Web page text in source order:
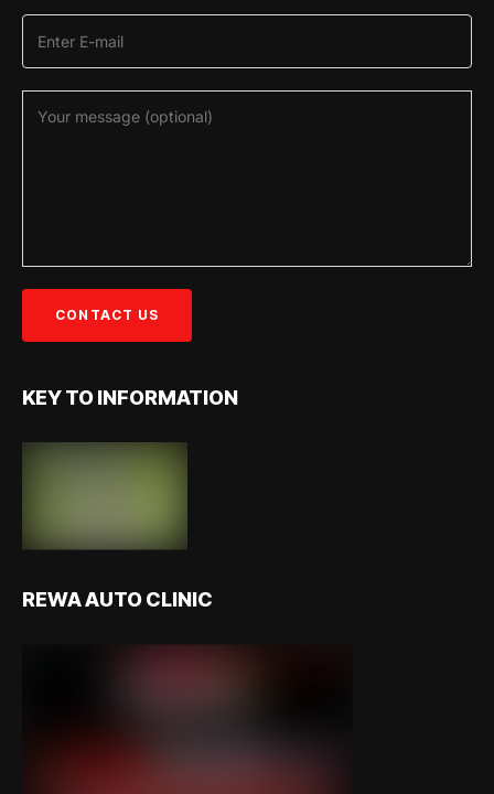
KEY TO INFORMATION
REWA AUTO CLINIC